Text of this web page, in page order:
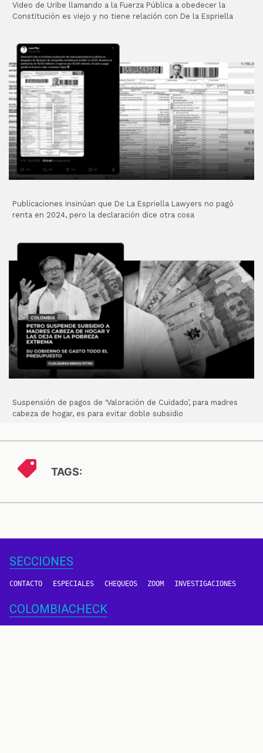
Video de Uribe llamando a la Fuerza Pública a obedecer la
Constitución es viejo y no tiene relación con De la Espriella
Publicaciones insinúan que De La Espriella Lawyers no pagó
renta en 2024, pero la declaración dice otra cosa
Suspensión de pagos de ‘Valoración de Cuidado’, para madres
cabeza de hogar, es para evitar doble subsidio
TAGS:
SECCIONES
CONTACTO ESPECIALES CHEQUEOS ZOOM INVESTIGACIONES
COLOMBIACHECK